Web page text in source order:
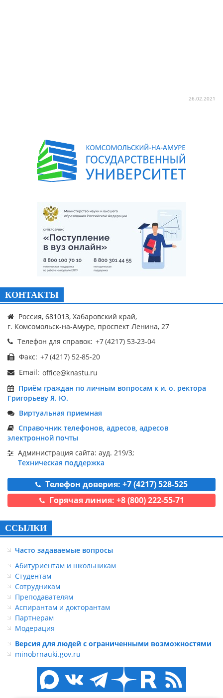
26.02.2021
КОНТАКТЫ
Россия, 681013, Хабаровский край,
г. Комсомольск-на-Амуре, проспект Ленина, 27
Телефон для справок:
Факс:
Email:
Приём граждан по личным вопросам к и. о. ректора
Григорьеву Я. Ю.
Виртуальная приемная
Справочник телефонов, адресов, адресов
электронной почты
Администрация сайта: ауд. 219/3;
Техническая поддержка
Телефон доверия: +7 (4217) 528-525
Горячая линия: +8 (800) 222-55-71
ССЫЛКИ
Часто задаваемые вопросы
Абитуриентам и школьникам
Студентам
Сотрудникам
Преподавателям
Аспирантам и докторантам
Партнерам
Модерация
Версия для людей с ограниченными возможностями
minobrnauki.gov.ru